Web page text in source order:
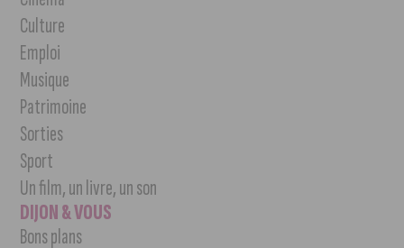
Culture
Emploi
Musique
Patrimoine
Sorties
Sport
Un film, un livre, un son
DIJON & VOUS
Bons plans